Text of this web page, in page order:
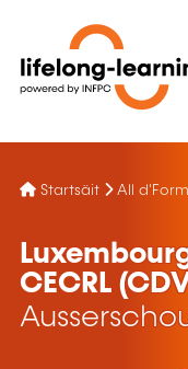
Startsäit All
CECRL